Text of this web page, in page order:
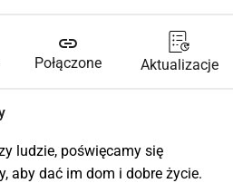
link
Połączone Aktualizacje
ludzie, poświęcamy się
aby dać im dom i dobre życie.